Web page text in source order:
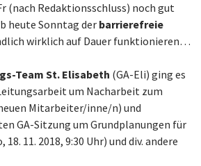
(nach Redaktionsschluss) noch gut
heute Sonntag der barrierefreie
wirklich auf Dauer funktionieren…
Team St. Elisabeth (GA-Eli) ging es
um Nacharbeit zum
Mitarbeiter/inne/n) und
GA-Sitzung um Grundplanungen für
11. 2018, 9:30 Uhr) und div. andere